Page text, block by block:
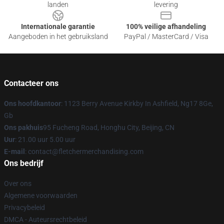
landen levering
Internationale garantie
Aangeboden in het gebruiksland
100% veilige afhandeling
PayPal / MasterCard / Visa
Contacteer ons
Ons hoofdkantoor: 1123 Berry Avenue Kirkby In Ashfield, Ng17 8Ge,
Gb
Ons pakhuis95 Fucheng Road, Honghu City, Beijing, CN
Uur: 21.00 uur 5.00 uur
E-mail : contact@fletchermerchandising.com
Ons bedrijf
Over ons
Algemene voorwaarden
Privacybeleid
DMCA - Auteursrechtbeleid